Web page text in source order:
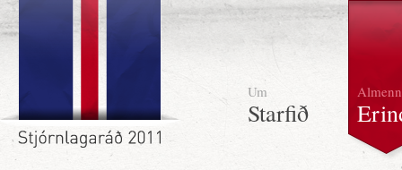
Um
Starfið
Almenn